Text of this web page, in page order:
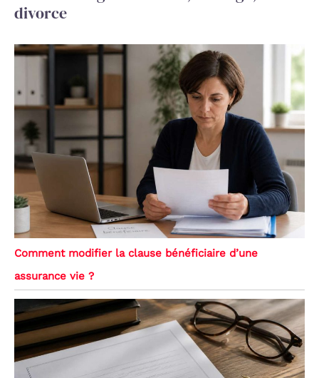
divorce
Comment modifier la clause bénéficiaire d’une
assurance vie ?